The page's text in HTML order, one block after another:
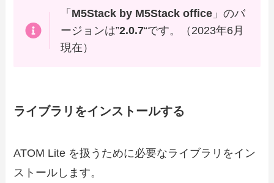
「 M5Stack by M5Stack office」のバ
ージョンは”2.0.7“です。（2023年6月
現在）
ライブラリをインストールする
ATOM Lite を扱うために必要なライブラリをイン
ストールします。